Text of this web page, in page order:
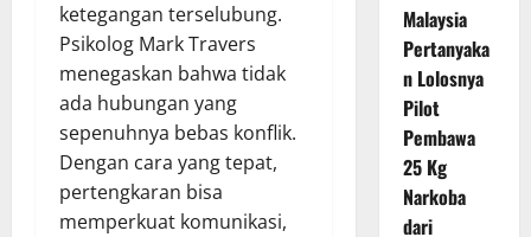
ketegangan terselubung.
Psikolog Mark Travers
menegaskan bahwa tidak
ada hubungan yang
sepenuhnya bebas konflik.
Dengan cara yang tepat,
pertengkaran bisa
memperkuat komunikasi,
Malaysia
Pertanyaka
n Lolosnya
Pilot
Pembawa
25 Kg
Narkoba
dari